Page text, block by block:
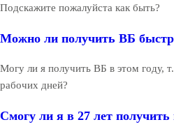
Подскажите пожалуйста как быть?
Можно ли получить ВБ
Могу ли я получить ВБ в этом году,
рабочих дней?
Смогу ли я в 27 лет получить